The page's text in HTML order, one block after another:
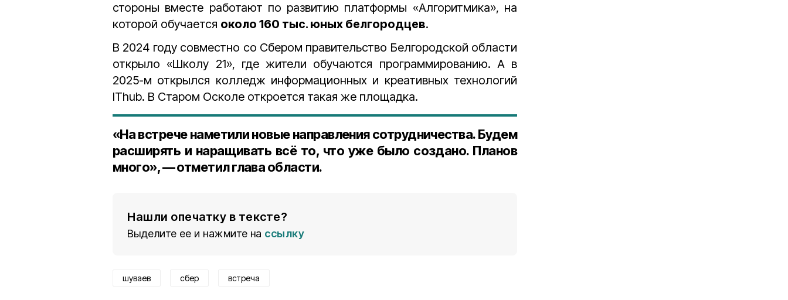
стороны вместе работают по развитию платформы «Алгоритмика», на
которой обучается около 160 тыс. юных белгородцев.
В 2024 году совместно со Сбером правительство Белгородской области
открыло «Школу 21», где жители обучаются программированию. А в
2025-м открылся колледж информационных и креативных технологий
IThub. В Старом Осколе откроется такая же площадка.
«На встрече наметили новые направления сотрудничества. Будем
расширять и наращивать всё то, что уже было создано. Планов
много», — отметил глава области.
Нашли опечатку в тексте?
Выделите ее и нажмите на ссылку
шуваев сбер встреча